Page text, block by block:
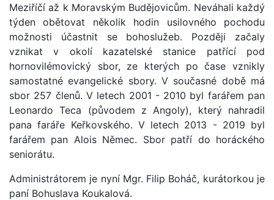
Meziříčí až k Moravským Budějovicům. Neváhali každý
týden obětovat několik hodin usilovného pochodu
možnosti účastnit se bohoslužeb. Později začaly
vznikat v okolí kazatelské stanice patřící pod
hornovilémovický sbor, ze kterých po čase vznikly
samostatné evangelické sbory. V současné době má
sbor 257 členů. V letech 2001 - 2010 byl farářem pan
Leonardo Teca (původem z Angoly), který nahradil
pana faráře Keřkovského. V letech 2013 - 2019 byl
farářem pan Alois Němec. Sbor patří do horáckého
seniorátu.
Administrátorem je nyní Mgr. Filip Boháč, kurátorkou je
paní Bohuslava Koukalová.